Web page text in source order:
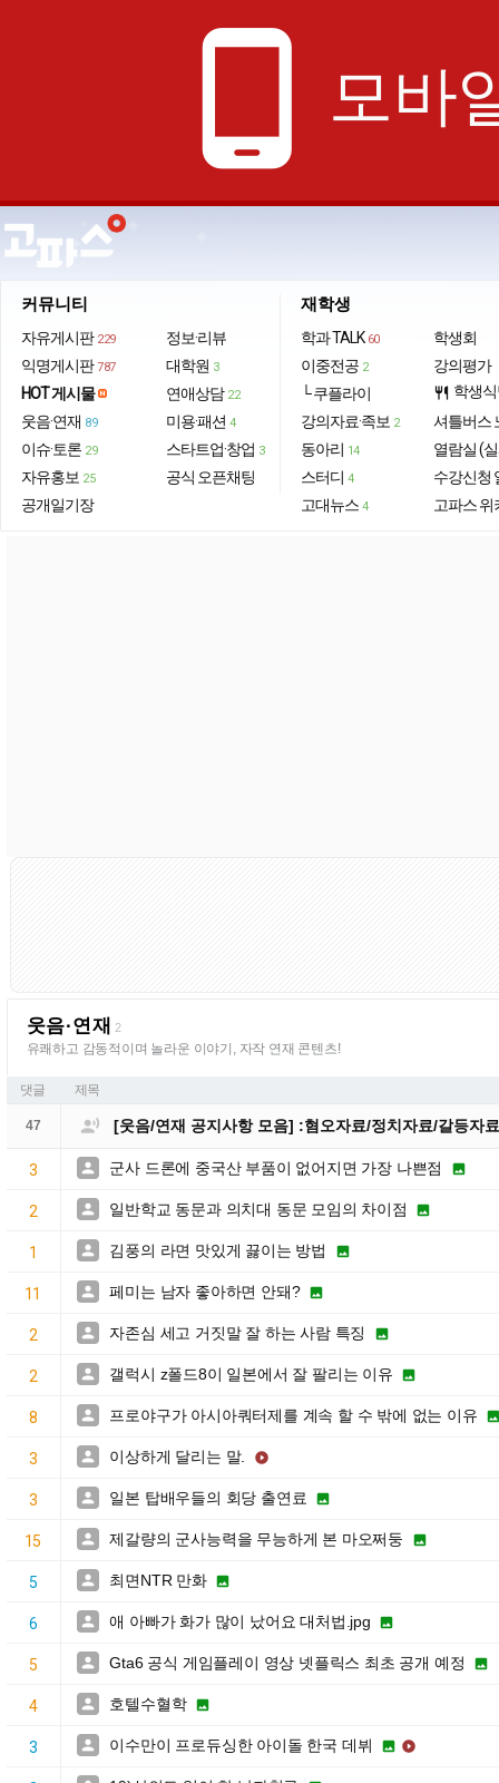
phone_android 모바
커뮤니티
자유게시판 229
익명게시판 787
HOT 게시물
웃음·연재 89
이슈·토론 29
자유홍보 25
공개일기장
정보·리뷰
대학원 3
연애상담 22
미용·패션 4
스타트업·창업 3
공식 오픈채팅
재학생
학과 TALK 60
이중전공 2
└ 쿠플라이
강의자료·족보 2
동아리 14
스터디 4
고대뉴스 4
학생회
강의평가
restaurant 학생
셔틀버스
열람실 (
수강신청
고파스 위
웃음·연재 2
유쾌하고 감동적이며 놀라운 이야기, 자작 연재 콘텐츠!
댓글 제목
47  [웃음/연재 공지사항 모음] :혐오자료/정치자료/갈등자
3  군사 드론에 중국산 부품이 없어지면 가장 나쁜점 
2  일반학교 동문과 의치대 동문 모임의 차이점 
1  김풍의 라면 맛있게 끓이는 방법 
11  페미는 남자 좋아하면 안돼? 
2  자존심 세고 거짓말 잘 하는 사람 특징 
2  갤럭시 z폴드8이 일본에서 잘 팔리는 이유 
8  프로야구가 아시아쿼터제를 계속 할 수 밖에 없는 이유
3  이상하게 달리는 말. 
3  일본 탑배우들의 회당 출연료 
15  제갈량의 군사능력을 무능하게 본 마오쩌둥 
5  최면NTR 만화 
6  애 아빠가 화가 많이 났어요 대처법.jpg 
5  Gta6 공식 게임플레이 영상 넷플릭스 최초 공개 예정 
4  호텔수혈학 
3  이수만이 프로듀싱한 아이돌 한국 데뷔  